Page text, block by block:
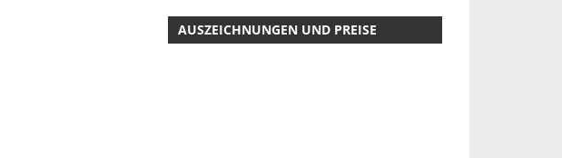
AUSZEICHNUNGEN UND PREISE